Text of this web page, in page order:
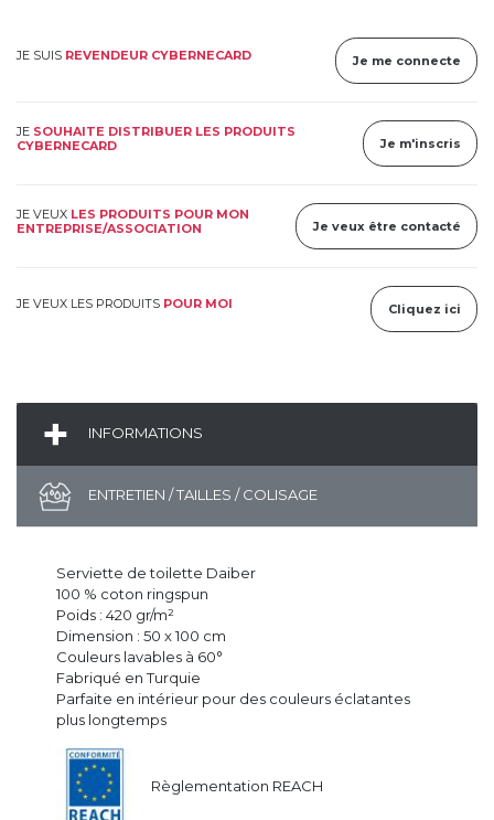
JE SUIS REVENDEUR CYBERNECARD Je me connecte
JE SOUHAITE DISTRIBUER LES PRODUITS
CYBERNECARD
Je m'inscris
JE VEUX LES PRODUITS POUR MON
ENTREPRISE/ASSOCIATION
Je veux être contacté
JE VEUX LES PRODUITS POUR MOI Cliquez ici
INFORMATIONS
ENTRETIEN / TAILLES / COLISAGE
Serviette de toilette Daiber
100 % coton ringspun
Poids : 420 gr/m²
Dimension : 50 x 100 cm
Couleurs lavables à 60°
Fabriqué en Turquie
Parfaite en intérieur pour des couleurs éclatantes
plus longtemps
Règlementation REACH